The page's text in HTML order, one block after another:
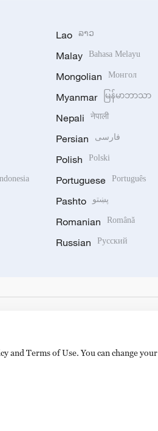
Lao ລາວ
Malay Bahasa Melayu
Mongolian Монгол
Myanmar မြန်မာဘာသာ
Nepali नेपाली
Persian فارسی
Polish Polski
Portuguese Português
Pashto پښتو
Romanian Română
Russian Русский
and Terms of Use. You can change your